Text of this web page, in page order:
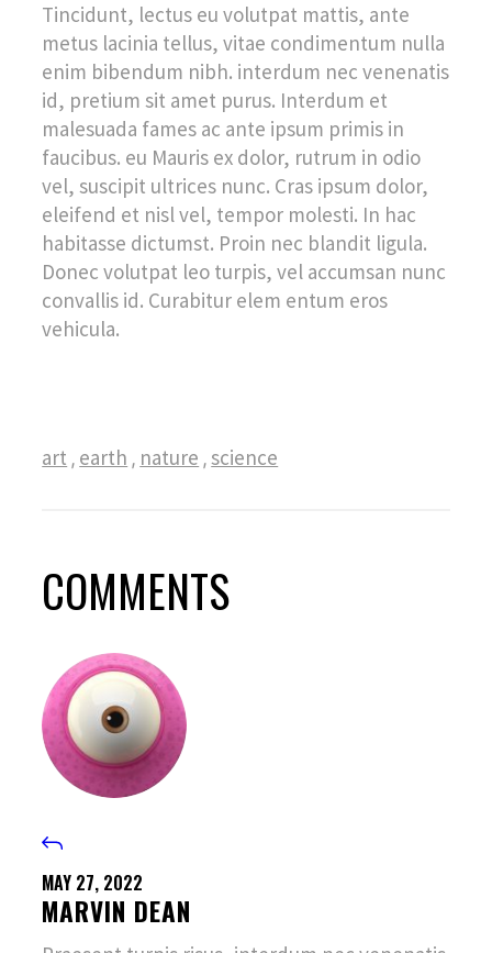
Tincidunt, lectus eu volutpat mattis, ante
metus lacinia tellus, vitae condimentum nulla
enim bibendum nibh. interdum nec venenatis
id, pretium sit amet purus. Interdum et
malesuada fames ac ante ipsum primis in
faucibus. eu Mauris ex dolor, rutrum in odio
vel, suscipit ultrices nunc. Cras ipsum dolor,
eleifend et nisl vel, tempor molesti. In hac
habitasse dictumst. Proin nec blandit ligula.
Donec volutpat leo turpis, vel accumsan nunc
convallis id. Curabitur elem entum eros
vehicula.
art , earth , nature , science
COMMENTS
MAY 27, 2022
MARVIN DEAN